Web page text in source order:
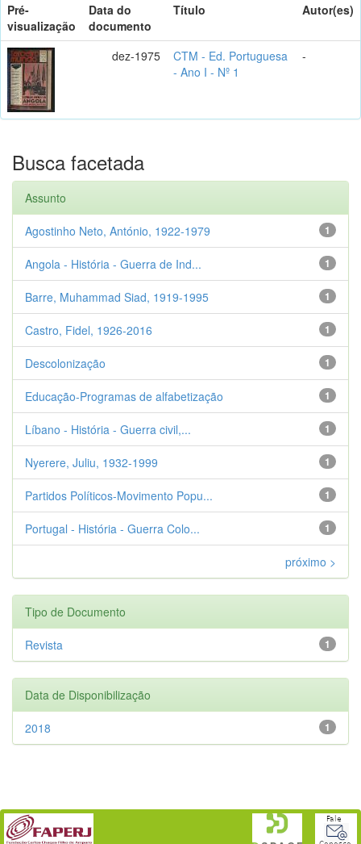
Pré-
visualização
Data do
documento
Título Autor(es)
dez-1975
CTM - Ed. Portuguesa
- Ano I - Nº 1
-
Busca facetada
Assunto
1
Agostinho Neto, António, 1922-1979
1
Angola - História - Guerra de Ind...
1
Barre, Muhammad Siad, 1919-1995
1
Castro, Fidel, 1926-2016
1
Descolonização
1
Educação-Programas de alfabetização
1
Líbano - História - Guerra civil,...
1
Nyerere, Juliu, 1932-1999
1
Partidos Políticos-Movimento Popu...
1
Portugal - História - Guerra Colo...
próximo >
Tipo de Documento
1
Revista
Data de Disponibilização
1
2018